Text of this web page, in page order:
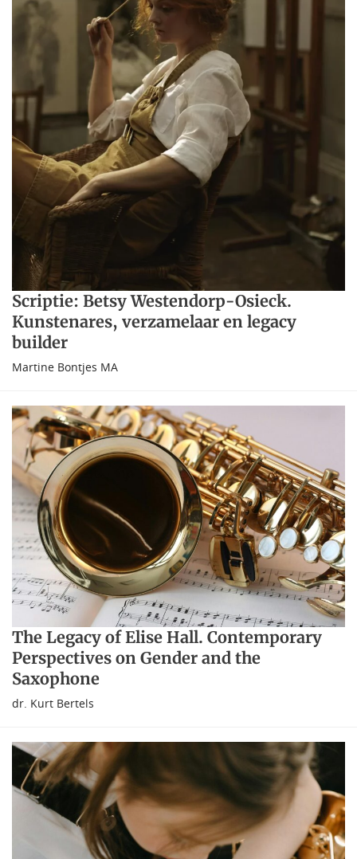
Scriptie: Betsy Westendorp-Osieck.
Kunstenares, verzamelaar en legacy
builder
Martine Bontjes MA
The Legacy of Elise Hall. Contemporary
Perspectives on Gender and the
Saxophone
dr. Kurt Bertels